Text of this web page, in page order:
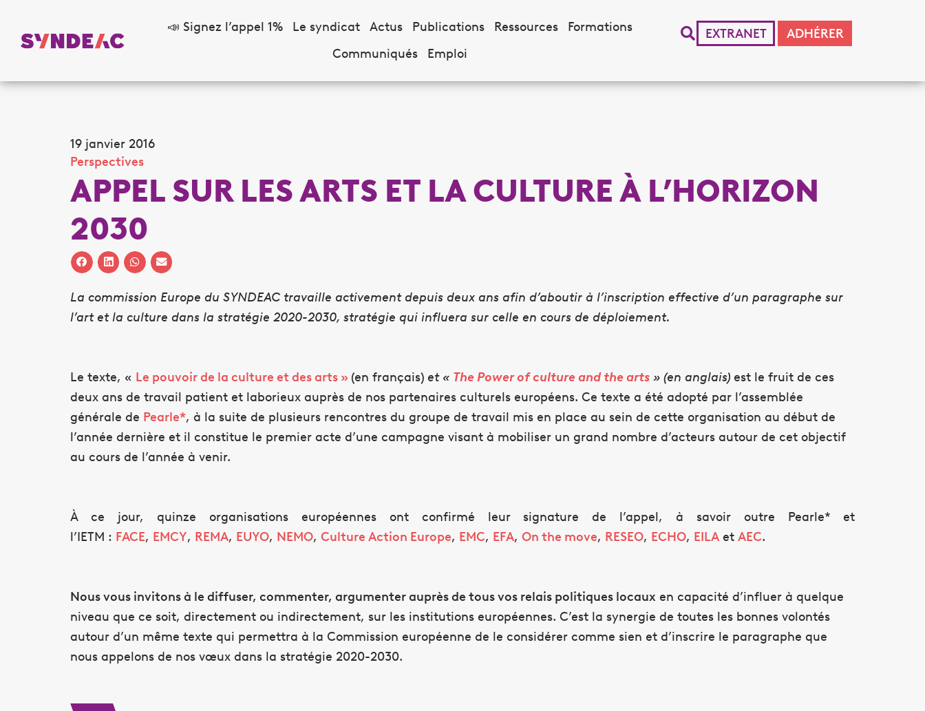
📣 Signez l’appel 1% Le syndicat Actus Publications Ressources
Formations
Communiqués
Emploi
EXTRANET ADHÉRER
19 janvier 2016
Perspectives
APPEL SUR LES ARTS ET LA CULTURE À L’HORIZON
2030
La commission Europe du SYNDEAC travaille activement depuis deux ans afin d’aboutir à l’inscription effective d’un paragraphe sur
l’art et la culture dans la stratégie 2020-2030, stratégie qui influera sur celle en cours de déploiement.
Le texte, « Le pouvoir de la culture et des arts » (en français) et « The Power of culture and the arts » (en anglais) est le fruit de ces
deux ans de travail patient et laborieux auprès de nos partenaires culturels européens. Ce texte a été adopté par l’assemblée
générale de Pearle*, à la suite de plusieurs rencontres du groupe de travail mis en place au sein de cette organisation au début de
l’année dernière et il constitue le premier acte d’une campagne visant à mobiliser un grand nombre d’acteurs autour de cet objectif
au cours de l’année à venir.
À ce jour, quinze organisations européennes ont confirmé leur signature de l’appel, à savoir outre Pearle* et
l’IETM : FACE, EMCY, REMA, EUYO, NEMO, Culture Action Europe, EMC, EFA, On the move, RESEO, ECHO, EILA et AEC.
Nous vous invitons à le diffuser, commenter, argumenter auprès de tous vos relais politiques locaux en capacité d’influer à quelque
niveau que ce soit, directement ou indirectement, sur les institutions européennes. C’est la synergie de toutes les bonnes volontés
autour d’un même texte qui permettra à la Commission européenne de le considérer comme sien et d’inscrire le paragraphe que
nous appelons de nos vœux dans la stratégie 2020-2030.